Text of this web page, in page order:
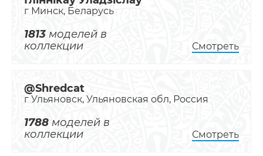
г Минск, Беларусь
1813 моделей в
коллекции
Смотреть
@Shredcat
г Ульяновск, Ульяновская обл, Россия
1788 моделей в
коллекции
Смотреть